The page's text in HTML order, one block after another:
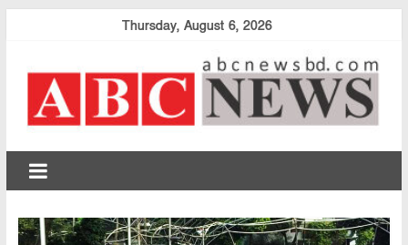
Thursday, August 6, 2026
abcnewsbd